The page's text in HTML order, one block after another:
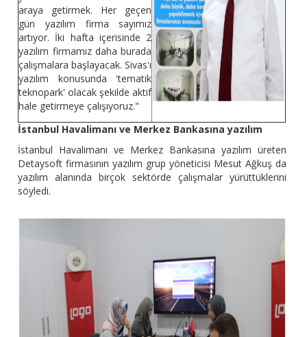
araya getirmek. Her geçen
gün yazılım firma sayımız
artıyor. İki hafta içerisinde 2
yazılım firmamız daha burada
çalışmalara başlayacak. Sivas'ı
yazılım konusunda 'tematik
teknopark' olacak şekilde aktif
hale getirmeye çalışıyoruz."
İstanbul Havalimanı ve Merkez Bankasına yazılım
İstanbul Havalimanı ve Merkez Bankasına yazılım üreten
Detaysoft firmasının yazılım grup yöneticisi Mesut Ağkuş da
yazılım alanında birçok sektörde çalışmalar yürüttüklerini
söyledi.